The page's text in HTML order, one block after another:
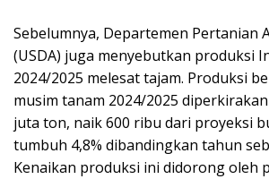
Sebelumnya, Departemen Pertanian
(USDA) juga menyebutkan produksi
2024/2025 melesat tajam. Produksi
musim tanam 2024/2025
juta ton, naik 600 ribu dari proyeksi
tumbuh 4,8% dibandingkan tahun
Kenaikan produksi ini didorong oleh